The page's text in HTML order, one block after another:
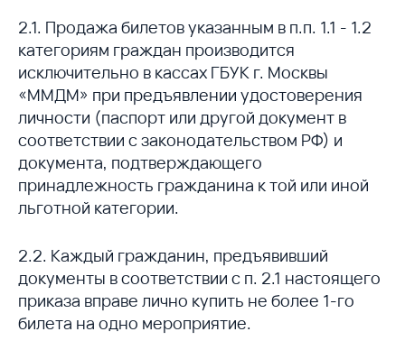
2.1. Продажа билетов указанным в п.п. 1.1 - 1.2
категориям граждан производится
исключительно в кассах ГБУК г. Москвы
«ММДМ» при предъявлении удостоверения
личности (паспорт или другой документ в
соответствии с законодательством РФ) и
документа, подтверждающего
принадлежность гражданина к той или иной
льготной категории.
2.2. Каждый гражданин, предъявивший
документы в соответствии с п. 2.1 настоящего
приказа вправе лично купить не более 1-го
билета на одно мероприятие.